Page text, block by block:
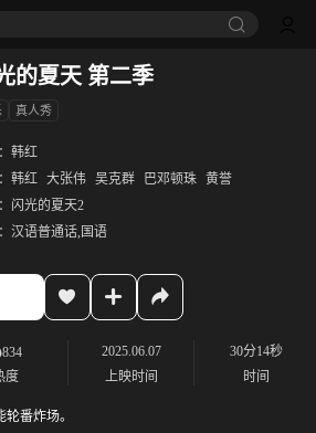
的夏天 第二季
真人秀
韩红
韩红 大张伟 吴克群 巴邓顿珠 黄誉
闪光的夏天2
汉语普通话,国语
834
度
2025.06.07
上映时间
30分14秒
时间
番炸场。